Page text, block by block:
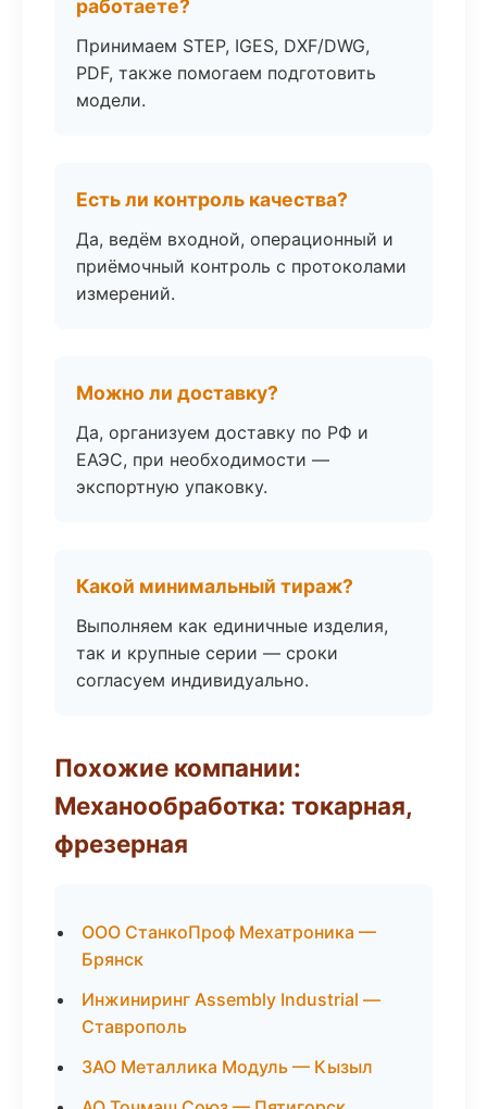
работаете?
Принимаем STEP, IGES, DXF/DWG,
PDF, также помогаем подготовить
модели.
Есть ли контроль качества?
Да, ведём входной, операционный и
приёмочный контроль с протоколами
измерений.
Можно ли доставку?
Да, организуем доставку по РФ и
ЕАЭС, при необходимости —
экспортную упаковку.
Какой минимальный тираж?
Выполняем как единичные изделия,
так и крупные серии — сроки
согласуем индивидуально.
Похожие компании:
Механообработка: токарная,
фрезерная
ООО СтанкоПроф Мехатроника —
Брянск
Инжиниринг Assembly Industrial —
Ставрополь
ЗАО Металлика Модуль — Кызыл